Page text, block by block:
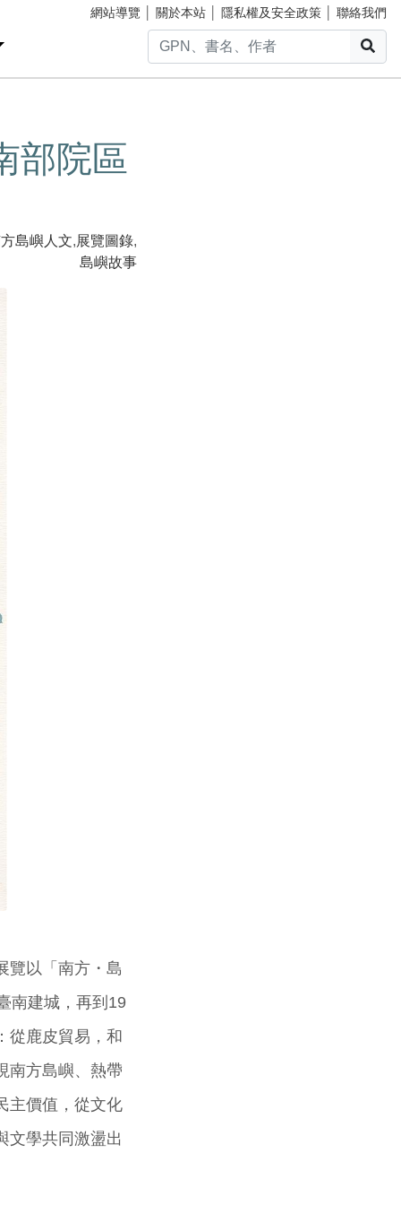
網站導覽 關於本站 隱私權及安全政策 聯絡我們
部院區
島嶼人文,展覽圖錄,
島嶼故事
覽以「南方・島
南建城，再到19
從鹿皮貿易，和
南方島嶼、熱帶
主價值，從文化
文學共同激盪出